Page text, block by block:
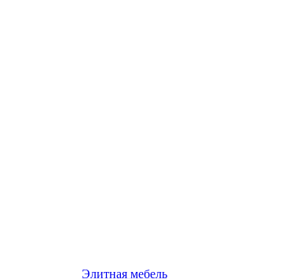
Элитная мебель